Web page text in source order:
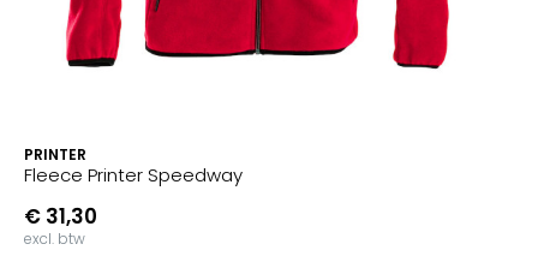
PRINTER
Fleece Printer Speedway
€ 31,30
excl. btw